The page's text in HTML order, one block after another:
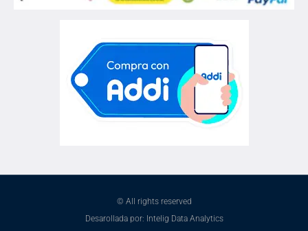
© All rights reserved
Desarollada por: Intelig Data Analytics